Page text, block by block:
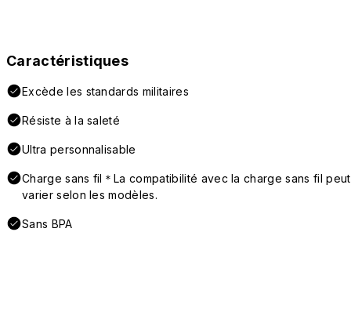
Caractéristiques
Excède les standards militaires
Résiste à la saleté
Ultra personnalisable
Charge sans fil＊La compatibilité avec la charge sans fil peut
varier selon les modèles.
Sans BPA